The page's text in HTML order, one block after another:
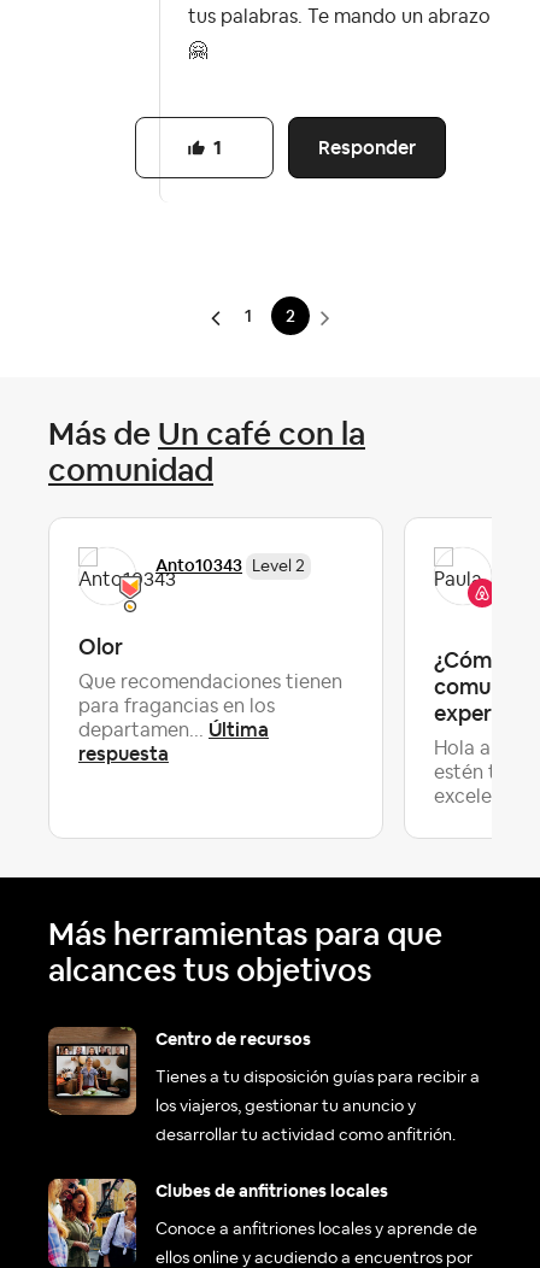
tus palabras. Te mando un abrazo
🤗
Responder
1
1 2
Más de Un café con la
comunidad
Anto10343 Level 2
Olor
Que recomendaciones tienen
para fragancias en los
departamen... Última
respuesta
¿Cómo
Hola
estén
excelente...
Más herramientas para que
alcances tus objetivos
Centro de recursos
Tienes a tu disposición guías para recibir a
los viajeros, gestionar tu anuncio y
desarrollar tu actividad como anfitrión.
Clubes de anfitriones locales
Conoce a anfitriones locales y aprende de
ellos online y acudiendo a encuentros por